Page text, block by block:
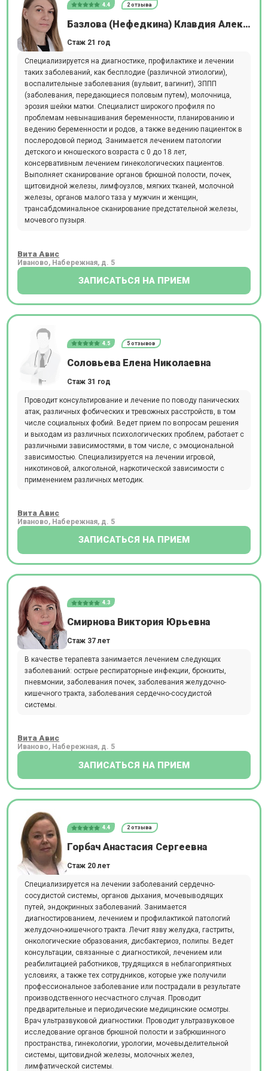
4.4 2 отзыва
Базлова (Нефедкина) Клавдия Александровна
Стаж 21 год
Специализируется на диагностике, профилактике и лечении
таких заболеваний, как бесплодие (различной этиологии),
воспалительные заболевания (вульвит, вагинит), ЗППП
(заболевания, передающиеся половым путем), молочница,
эрозия шейки матки. Специалист широкого профиля по
проблемам невынашивания беременности, планированию и
ведению беременности и родов, а также ведению пациенток в
послеродовой период. Занимается лечением патологии
детского и юношеского возраста c 0 до 18 лет,
консервативным лечением гинекологических пациентов.
Выполняет сканирование органов брюшной полости, почек,
щитовидной железы, лимфоузлов, мягких тканей, молочной
железы, органов малого таза у мужчин и женщин,
трансабдоминальное сканирование предстательной железы,
мочевого пузыря.
Вита Авис
Иваново, Набережная, д. 5
ЗАПИСАТЬСЯ НА ПРИЕМ
4.5 5 отзывов
Соловьева Елена Николаевна
Стаж 31 год
Проводит консультирование и лечение по поводу панических
атак, различных фобических и тревожных расстройств, в том
числе социальных фобий. Ведет прием по вопросам решения
и выходам из различных психологических проблем, работает с
различными зависимостями, в том числе, с эмоциональной
зависимостью. Специализируется на лечении игровой,
никотиновой, алкогольной, наркотической зависимости с
применением различных методик.
Вита Авис
Иваново, Набережная, д. 5
ЗАПИСАТЬСЯ НА ПРИЕМ
4.3
Смирнова Виктория Юрьевна
Стаж 37 лет
В качестве терапевта занимается лечением следующих
заболеваний: острые респираторные инфекции, бронхиты,
пневмонии, заболевания почек, заболевания желудочно-
кишечного тракта, заболевания сердечно-сосудистой
системы.
Вита Авис
Иваново, Набережная, д. 5
ЗАПИСАТЬСЯ НА ПРИЕМ
4.4 2 отзыва
Горбач Анастасия Сергеевна
Стаж 20 лет
Специализируется на лечении заболеваний сердечно-
сосудистой системы, органов дыхания, мочевыводящих
путей, эндокринных заболеваний. Занимается
диагностированием, лечением и профилактикой патологий
желудочно-кишечного тракта. Лечит язву желудка, гастриты,
онкологические образования, дисбактериоз, полипы. Ведет
консультации, связанные с диагностикой, лечением или
реабилитацией работников, трудящихся в неблагоприятных
условиях, а также тех сотрудников, которые уже получили
профессиональное заболевание или пострадали в результате
производственного несчастного случая. Проводит
предварительные и периодические медицинские осмотры.
Врач ультразвуковой диагностики. Проводит ультразвуковое
исследование органов брюшной полости и забрюшинного
пространства, гинекологии, урологии, мочевыделительной
системы, щитовидной железы, молочных желез,
лимфатической системы.